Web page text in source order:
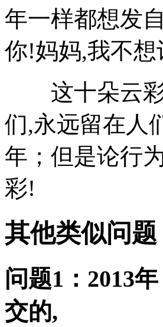
年一样都想发
你!妈妈,我不
这十朵云彩
们,永远留在人
年；但是论行
彩!
其他类似问题
问题1：2013
交的,